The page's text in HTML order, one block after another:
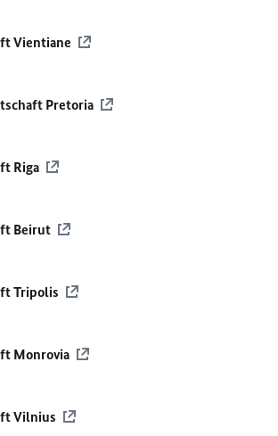
Vientiane
Pretoria
Riga
Beirut
Tripolis
Monrovia
Vilnius